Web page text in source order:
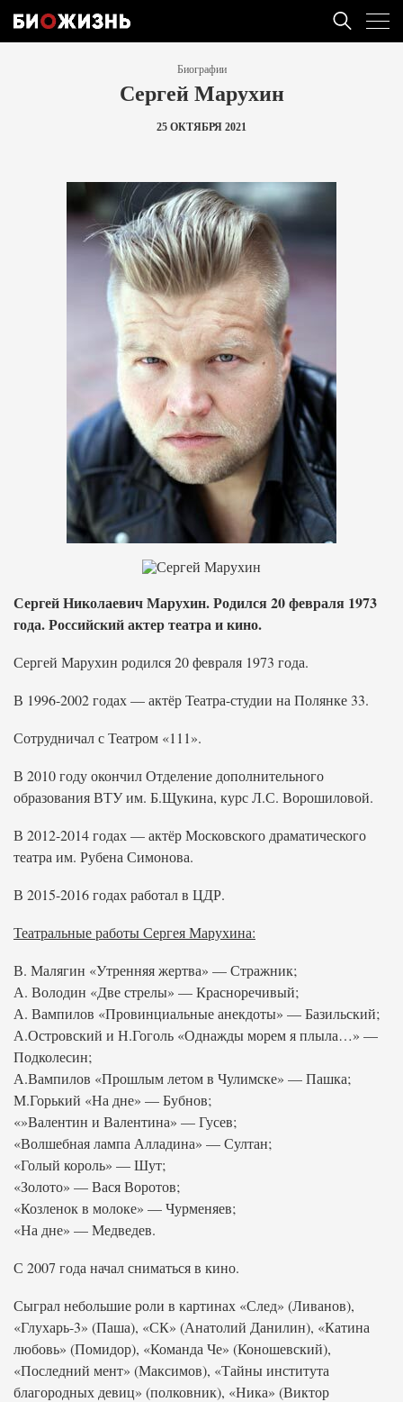
Биографии
Сергей Марухин
25 ОКТЯБРЯ 2021
Сергей Николаевич Марухин. Родился 20 февраля 1973
года. Российский актер театра и кино.
Сергей Марухин родился 20 февраля 1973 года.
В 1996-2002 годах — актёр Театра-студии на Полянке 33.
Сотрудничал с Театром «111».
В 2010 году окончил Отделение дополнительного
образования ВТУ им. Б.Щукина, курс Л.С. Ворошиловой.
В 2012-2014 годах — актёр Московского драматического
театра им. Рубена Симонова.
В 2015-2016 годах работал в ЦДР.
Театральные работы Сергея Марухина:
В. Малягин «Утренняя жертва» — Стражник;
А. Володин «Две стрелы» — Красноречивый;
А. Вампилов «Провинциальные анекдоты» — Базильский;
А.Островский и Н.Гоголь «Однажды морем я плыла…» —
Подколесин;
А.Вампилов «Прошлым летом в Чулимске» — Пашка;
М.Горький «На дне» — Бубнов;
«»Валентин и Валентина» — Гусев;
«Волшебная лампа Алладина» — Султан;
«Голый король» — Шут;
«Золото» — Вася Воротов;
«Козленок в молоке» — Чурменяев;
«На дне» — Медведев.
С 2007 года начал сниматься в кино.
Сыграл небольшие роли в картинах «След» (Ливанов),
«Глухарь-3» (Паша), «СК» (Анатолий Данилин), «Катина
любовь» (Помидор), «Команда Че» (Коношевский),
«Последний мент» (Максимов), «Тайны института
благородных девиц» (полковник), «Ника» (Виктор